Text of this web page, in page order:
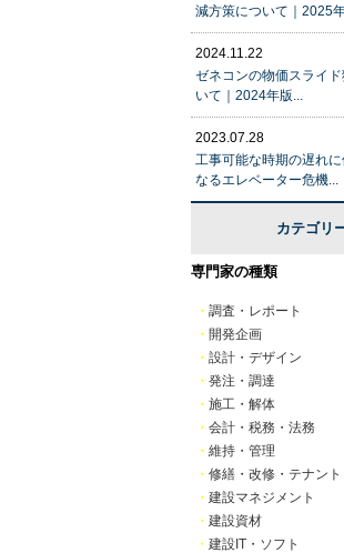
減方策について｜2025
2024.11.22
ゼネコンの物価スライ
いて｜2024年版...
2023.07.28
工事可能な時期の遅れ
なるエレベーター危機...
カテゴリ
専門家の種類
・ 調査・レポート
・ 開発企画
・ 設計・デザイン
・ 発注・調達
・ 施工・解体
・ 会計・税務・法務
・ 維持・管理
・ 修繕・改修・テナント
・ 建設マネジメント
・ 建設資材
・ 建設IT・ソフト